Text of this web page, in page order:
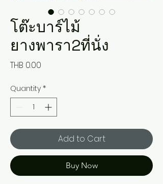
โต๊ะบาร์ไม้
ยางพารา2ที่นั่ง
THB 0.00
Quantity *
Add to Cart
Buy Now